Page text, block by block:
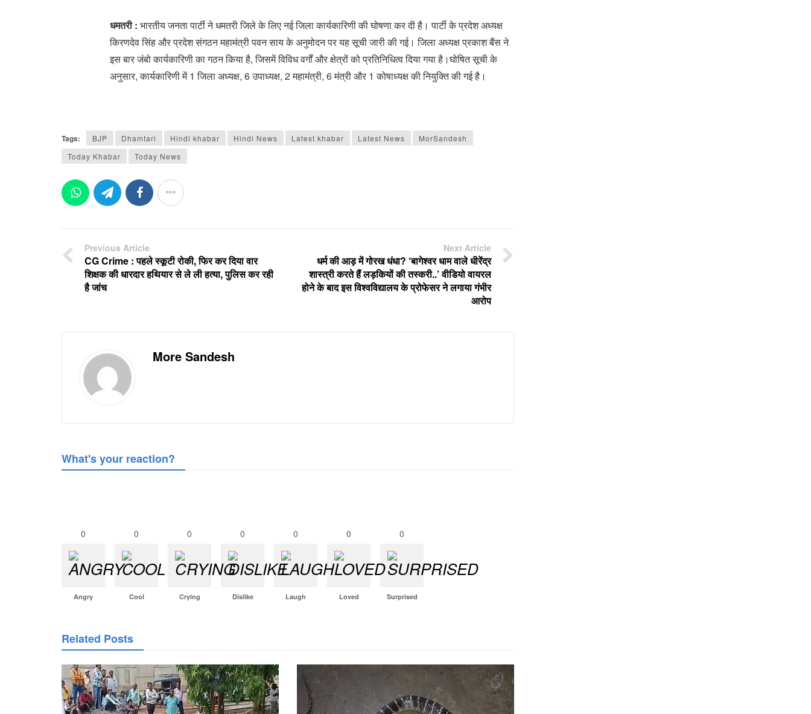
धमतरी : भारतीय जनता पार्टी ने धमतरी जिले के लिए नई जिला कार्यकारिणी की घोषणा कर दी है। पार्टी के प्रदेश अध्यक्ष
किरणदेव सिंह और प्रदेश संगठन महामंत्री पवन साय के अनुमोदन पर यह सूची जारी की गई। जिला अध्यक्ष प्रकाश बैंस ने
इस बार जंबो कार्यकारिणी का गठन किया है, जिसमें विविध वर्गों और क्षेत्रों को प्रतिनिधित्व दिया गया है।घोषित सूची के
अनुसार, कार्यकारिणी में 1 जिला अध्यक्ष, 6 उपाध्यक्ष, 2 महामंत्री, 6 मंत्री और 1 कोषाध्यक्ष की नियुक्ति की गई है।
Tags: BJP Dhamtari Hindi khabar Hindi News Latest khabar Latest News
MorSandesh
Today Khabar
Today News
Previous Article
CG Crime : पहले स्कूटी रोकी, फिर कर दिया वार
शिक्षक की धारदार हथियार से ले ली हत्या, पुलिस कर रही
है जांच
Next Article
धर्म की आड़ में गोरख धंधा? ‘बागेश्वर धाम वाले धीरेंद्र
शास्त्री करते हैं लड़कियों की तस्करी..’ वीडियो वायरल
होने के बाद इस विश्वविद्यालय के प्रोफेसर ने लगाया गंभीर
आरोप
More Sandesh
What's your reaction?
0
Angry
0
Cool
0
Crying
0
Dislike
0
Laugh
0
Loved
0
Surprised
Related Posts